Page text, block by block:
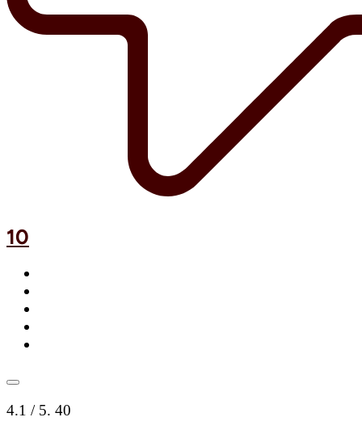
10
4.1 / 5. 40